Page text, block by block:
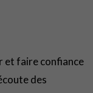
et faire confiance
des